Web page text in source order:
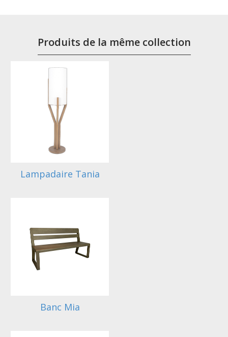
Produits de la même collection
Lampadaire Tania
Banc Mia